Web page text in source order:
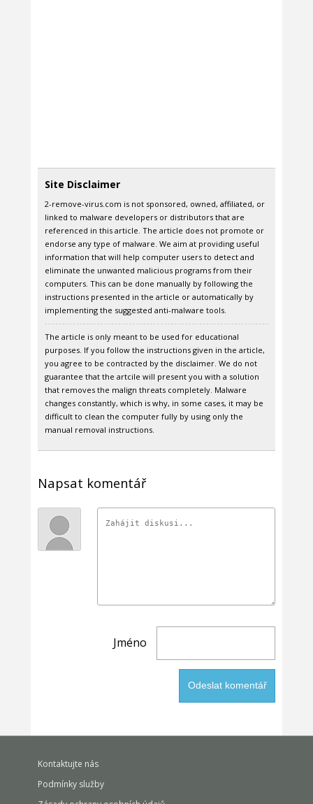
Site Disclaimer
2-remove-virus.com is not sponsored, owned, affiliated, or
linked to malware developers or distributors that are
referenced in this article. The article does not promote or
endorse any type of malware. We aim at providing useful
information that will help computer users to detect and
eliminate the unwanted malicious programs from their
computers. This can be done manually by following the
instructions presented in the article or automatically by
implementing the suggested anti-malware tools.
The article is only meant to be used for educational
purposes. If you follow the instructions given in the article,
you agree to be contracted by the disclaimer. We do not
guarantee that the artcile will present you with a solution
that removes the malign threats completely. Malware
changes constantly, which is why, in some cases, it may be
difficult to clean the computer fully by using only the
manual removal instructions.
Napsat komentář
Jméno
Kontaktujte nás
Podmínky služby